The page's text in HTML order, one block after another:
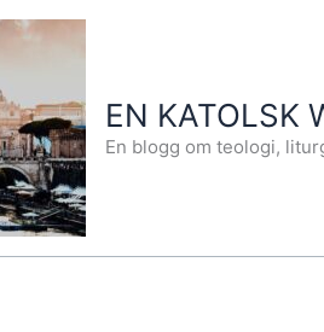
EN KATOLSK
En blogg om teologi,